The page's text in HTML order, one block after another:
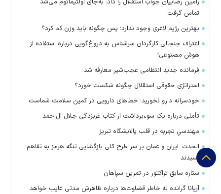
تماس گرفت
بهترین رژیم لاغری وجود ندارد؛ پس چگونه باید وزن کم کرد؟
اعتراف جنجالی کارگردان سرشناس به دروغ‌گویی درباره استفاده از
هوش مصنوعی!
فرمانده جدید انتظامی عجب‌شیر معارفه شد
استراتژی حقوقی استقلال چگونه شکست خورد؟
خودسرانه دارو نخورید؛ خطا‌های دارویی در کمین سلامت شماست
تأملی درباره یک سوءبرداشت از کتاب غربزدگی جلال آل‌احمد
مهندسیِ تجربه در قلب پالایشگاه تبریز
الحدث: ایران و عمان بر سر طرح کلی بازگشایی تنگه هرمز به تفاهم
رسیدند
ستاره سابق تراکتور در تمرین سپاهان
آریانا گرانده به خاطر قضاوت‌ها درباره ظاهرش مدتی غایب خواهد